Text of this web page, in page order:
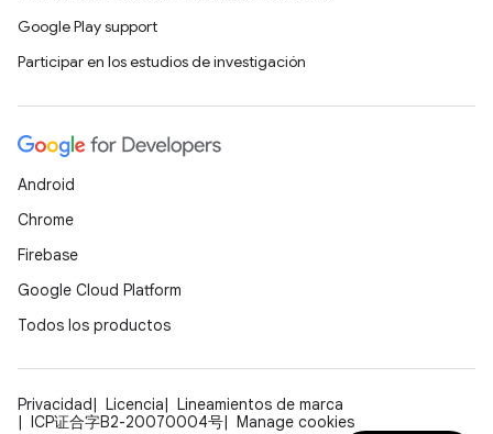
Google Play support
Participar en los estudios de investigación
Android
Chrome
Firebase
Google Cloud Platform
Todos los productos
Privacidad Licencia
Lineamientos de marca
ICP证合字B2-20070004号
Manage cookies